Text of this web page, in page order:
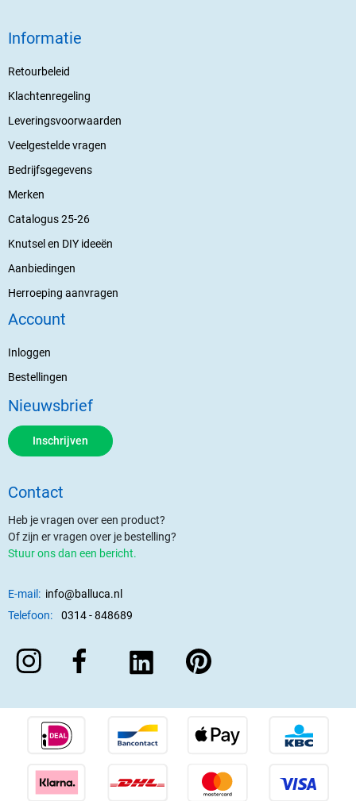
Informatie
Retourbeleid
Klachtenregeling
Leveringsvoorwaarden
Veelgestelde vragen
Bedrijfsgegevens
Merken
Catalogus 25-26
Knutsel en DIY ideeën
Aanbiedingen
Herroeping aanvragen
Account
Inloggen
Bestellingen
Nieuwsbrief
Inschrijven
Contact
Heb je vragen over een product?
Of zijn er vragen over je bestelling?
Stuur ons dan een bericht.
E-mail: info@balluca.nl
Telefoon:
0314 - 848689